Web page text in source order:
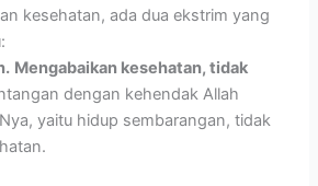
kesehatan, ada dua ekstrim yang
Mengabaikan kesehatan, tidak
dengan kehendak Allah
yaitu hidup sembarangan, tidak